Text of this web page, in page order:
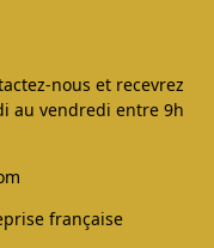
nous et recevrez
au vendredi entre 9h
française